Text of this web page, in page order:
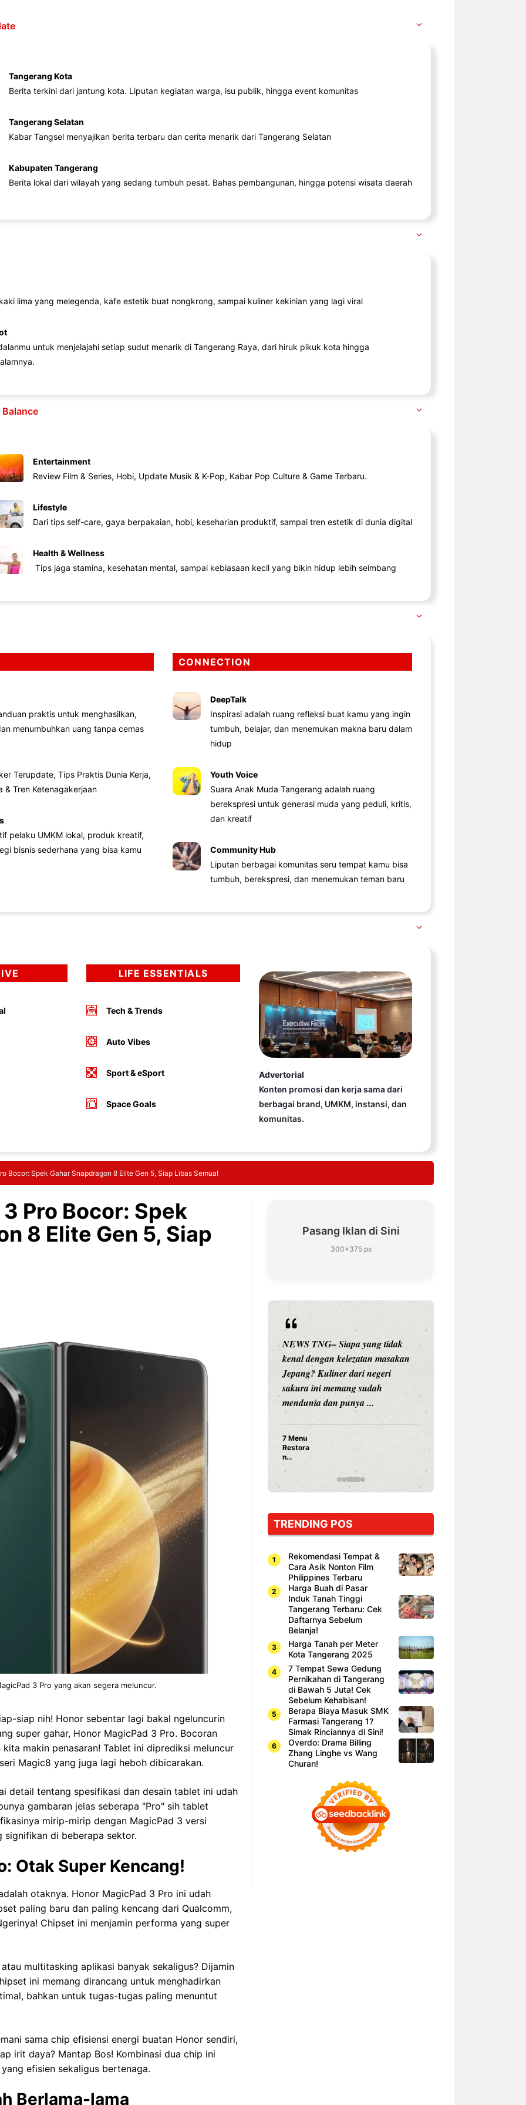
Tangerang Kota
Berita terkini dari jantung kota. Liputan kegiatan warga, isu publik, hingga event komunitas
Tangerang Selatan
Kabar Tangsel menyajikan berita terbaru dan cerita menarik dari Tangerang Selatan
Kabupaten Tangerang
Berita lokal dari wilayah yang sedang tumbuh pesat. Bahas pembangunan, hingga potensi wisata daerah
lima yang melegenda, kafe estetik buat nongkrong, sampai kuliner kekinian yang lagi viral
untuk menjelajahi setiap sudut menarik di Tangerang Raya, dari hiruk pikuk kota hingga
Balance
Entertainment
Review Film & Series, Hobi, Update Musik & K-Pop, Kabar Pop Culture & Game Terbaru.
Lifestyle
Dari tips self-care, gaya berpakaian, hobi, keseharian produktif, sampai tren estetik di dunia digital
Health & Wellness
Tips jaga stamina, kesehatan mental, sampai kebiasaan kecil yang bikin hidup lebih seimbang
praktis untuk menghasilkan,
menumbuhkan uang tanpa cemas
Terupdate, Tips Praktis Dunia Kerja,
& Tren Ketenagakerjaan
pelaku UMKM lokal, produk kreatif,
bisnis sederhana yang bisa kamu
CONNECTION
DeepTalk
Inspirasi adalah ruang refleksi buat kamu yang ingin
tumbuh, belajar, dan menemukan makna baru dalam
hidup
Youth Voice
Suara Anak Muda Tangerang adalah ruang
berekspresi untuk generasi muda yang peduli, kritis,
dan kreatif
Community Hub
Liputan berbagai komunitas seru tempat kamu bisa
tumbuh, berekspresi, dan menemukan teman baru
LIFE ESSENTIALS
Tech & Trends
Auto Vibes
Sport & eSport
Space Goals
Advertorial
Konten promosi dan kerja sama dari
berbagai brand, UMKM, instansi, dan
komunitas.
Bocor: Spek Gahar Snapdragon 8 Elite Gen 5, Siap Libas Semua!
Pro Bocor: Spek
8 Elite Gen 5, Siap
3 Pro yang akan segera meluncur.
siap nih! Honor sebentar lagi bakal ngeluncurin
super gahar, Honor MagicPad 3 Pro. Bocoran
makin penasaran! Tablet ini diprediksi meluncur
Magic8 yang juga lagi heboh dibicarakan.
detail tentang spesifikasi dan desain tablet ini udah
gambaran jelas seberapa "Pro" sih tablet
mirip-mirip dengan MagicPad 3 versi
signifikan di beberapa sektor.
Otak Super Kencang!
otaknya. Honor MagicPad 3 Pro ini udah
paling baru dan paling kencang dari Qualcomm,
Chipset ini menjamin performa yang super
multitasking aplikasi banyak sekaligus? Dijamin
ini memang dirancang untuk menghadirkan
bahkan untuk tugas-tugas paling menuntut
sama chip efisiensi energi buatan Honor sendiri,
irit daya? Mantap Bos! Kombinasi dua chip ini
efisien sekaligus bertenaga.
Berlama-lama
Pasang Iklan di Sini
300×375 px
NEWS TNG– Pernah gak sih
kamu mulai ngerjain sesuatu cuma
buat iseng-iseng, eh ternyata malah
jadi peluang bisnis yang
menguntungkan? ...
TUM_ATUL yang Ubah
Hampers Jadi Bisnis Kece
NEWS TNG– Siapa yang tidak
kenal dengan kelezatan masakan
Jepang? Kuliner dari negeri
sakura ini memang sudah
mendunia dan punya ...
7 Menu
Restora
n
Jepang
yang
Wajib
Dicoba,
Bukan
Cuma
Sushi!
NEWS TNG– Siapa sangka, dua
nama besar di dunia hiburan,
Nunung Srimulat dan Vicky
Prasetyo, kini merambah dunia
kuliner dengan ...
Nunung Srimulat & Vicky
Prasetyo Buka Restoran
TRENDING POS
Rekomendasi Tempat &
Cara Asik Nonton Film
Philippines Terbaru
Harga Buah di Pasar
Induk Tanah Tinggi
Tangerang Terbaru: Cek
Daftarnya Sebelum
Belanja!
Harga Tanah per Meter
Kota Tangerang 2025
7 Tempat Sewa Gedung
Pernikahan di Tangerang
di Bawah 5 Juta! Cek
Sebelum Kehabisan!
Berapa Biaya Masuk SMK
Farmasi Tangerang 1?
Simak Rinciannya di Sini!
Overdo: Drama Billing
Zhang Linghe vs Wang
Churan!